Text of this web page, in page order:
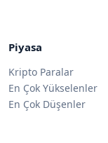
Piyasa
Kripto Paralar
En Çok Yükselenler
En Çok Düşenler